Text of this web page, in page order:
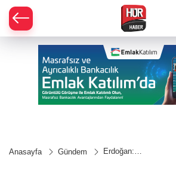
Anasayfa Gündem
Erdoğan: